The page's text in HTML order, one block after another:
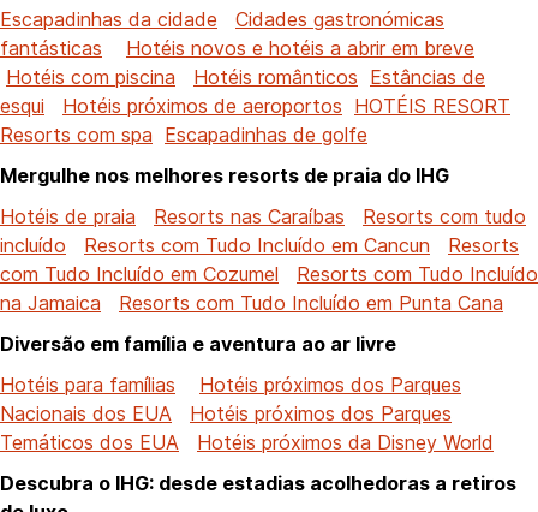
Escapadinhas da cidade
Cidades gastronómicas
fantásticas
Hotéis novos e hotéis a abrir em breve
Hotéis com piscina
Hotéis românticos Estâncias de
esqui
Hotéis próximos de aeroportos HOTÉIS RESORT
Resorts com spa Escapadinhas de golfe
Mergulhe nos melhores resorts de praia do IHG
Hotéis de praia
Resorts nas Caraíbas
Resorts com tudo
incluído
Resorts com Tudo Incluído em Cancun
Resorts
com Tudo Incluído em Cozumel
Resorts com Tudo Incluído
na Jamaica
Resorts com Tudo Incluído em Punta Cana
Diversão em família e aventura ao ar livre
Hotéis para famílias
Hotéis próximos dos Parques
Nacionais dos EUA
Hotéis próximos dos Parques
Temáticos dos EUA
Hotéis próximos da Disney World
Descubra o IHG: desde estadias acolhedoras a retiros